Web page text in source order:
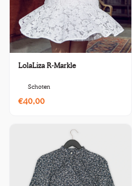
LolaLiza R-Markle
Schoten
€40,00